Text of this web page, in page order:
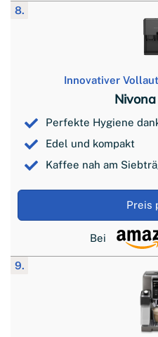
8.
Innovativer
Perfekte Hygiene
Edel und kompakt
Kaffee nah am
Preis
Bei
9.